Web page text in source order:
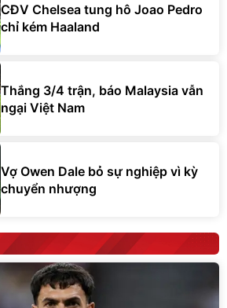
CĐV Chelsea tung hô Joao Pedro
chỉ kém Haaland
Thắng 3/4 trận, báo Malaysia vẫn
ngại Việt Nam
Vợ Owen Dale bỏ sự nghiệp vì kỳ
chuyển nhượng